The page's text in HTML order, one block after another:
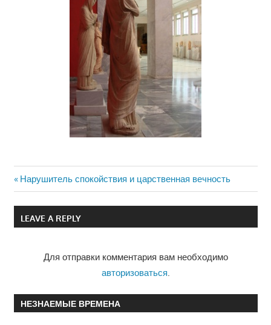
Навигация
по
Previous
Post:
Нарушитель спокойствия и царственная вечность
LEAVE A REPLY
Для отправки комментария вам необходимо
авторизоваться
НЕЗНАЕМЫЕ ВРЕМЕНА